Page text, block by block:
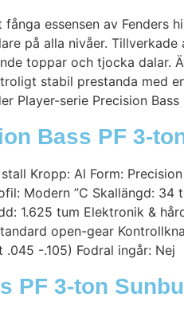
essensen av Fenders
på alla nivåer.
toppar och tjocka dalar.
stabil prestanda med
Player-serie Precision
Bass PF 3-
Kropp: Al Form:
Modern ”C Skallängd:
1.625 tum Elektronik &
open-gear
-.105) Fodral ingår: Nej
PF 3-ton